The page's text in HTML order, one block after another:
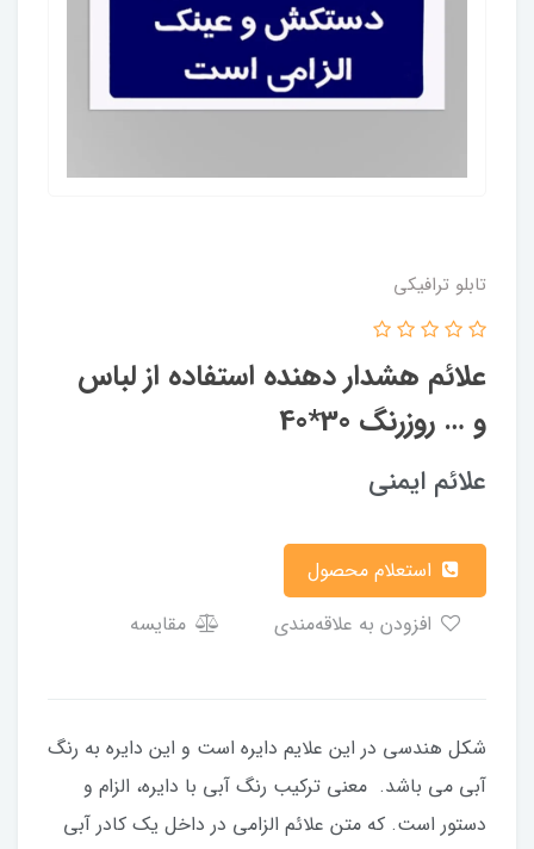
تابلو ترافیکی
علائم هشدار دهنده استفاده از لباس
و … روزرنگ 30*40
علائم ایمنی
مقایسه
شکل هندسی در این علایم دایره است و این دایره به رنگ
آبی می باشد. معنی ترکیب رنگ آبی با دایره، الزام و
دستور است. که متن علائم الزامی در داخل یک کادر آبی